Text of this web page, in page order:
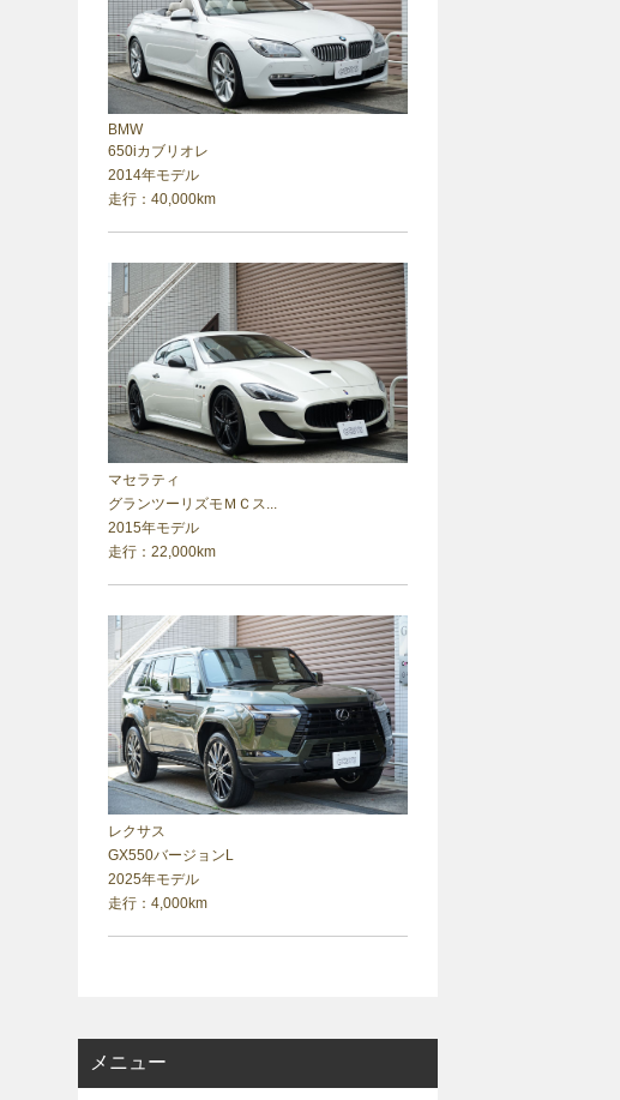
BMW
650iカブリオレ
2014年モデル
走行：40,000km
マセラティ
グランツーリズモＭＣス...
2015年モデル
走行：22,000km
レクサス
GX550バージョンL
2025年モデル
走行：4,000km
メニュー